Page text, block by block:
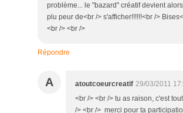
problème... le "bazard" créatif devient
plu peur de<br /> s'afficher!!!!!!<br />
<br /> <br />
Répondre
A atoutcoeurcreatif 29/03/2011
<br /> <br /> tu as raison, c'est
/> <br /> merci pour ta